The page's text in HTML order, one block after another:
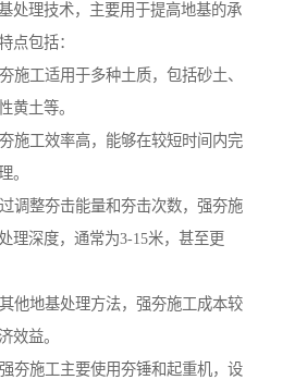
处理技术，主要用于提高地基的承
点包括：
施工适用于多种土质，包括砂土、
黄土等。
施工效率高，能够在较短时间内完
。
调整夯击能量和夯击次数，强夯施
理深度，通常为3-15米，甚至更
他地基处理方法，强夯施工成本较
效益。
夯施工主要使用夯锤和起重机，设